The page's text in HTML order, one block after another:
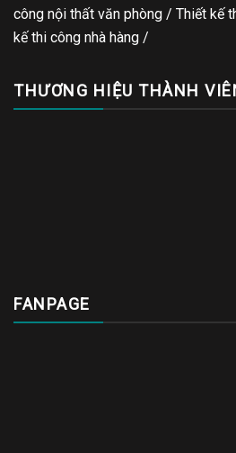
công nội thất văn phòng / Thiết kế
kế thi công nhà hàng /
THƯƠNG HIỆU THÀNH
FANPAGE